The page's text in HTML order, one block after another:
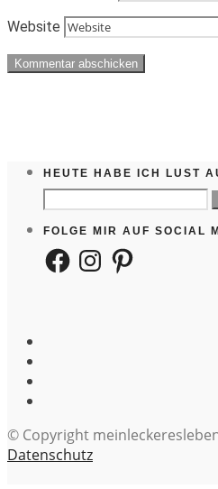
Website
HEUTE HABE ICH LUST
Suchen
nach:
FOLGE MIR AUF SOCIAL
FacebookInstagramPinterest
© Copyright
Datenschutz